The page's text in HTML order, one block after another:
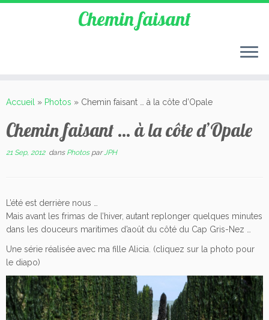
Chemin faisant
Accueil » Photos » Chemin faisant … à la côte d’Opale
Chemin faisant … à la côte d’Opale
21 Sep, 2012dans Photos parJPH
L’été est derrière nous …
Mais avant les frimas de l’hiver, autant replonger quelques minutes
dans les douceurs maritimes d’août du côté du Cap Gris-Nez …
Une série réalisée avec ma fille Alicia. (cliquez sur la photo pour
le diapo)